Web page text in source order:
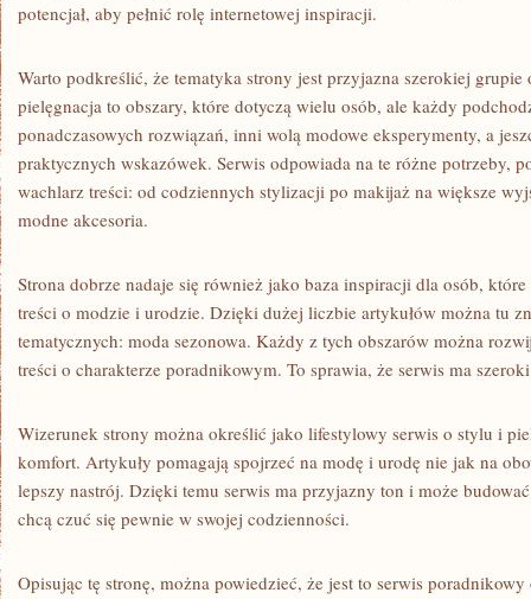
potencjał, aby pełnić rolę internetowej inspiracji.
Warto podkreślić, że tematyka strony jest przyjazna szerokiej
pielęgnacja to obszary, które dotyczą wielu osób, ale każdy
ponadczasowych rozwiązań, inni wolą modowe eksperymenty, a
praktycznych wskazówek. Serwis odpowiada na te różne potrzeby,
wachlarz treści: od codziennych stylizacji po makijaż na większe
modne akcesoria.
Strona dobrze nadaje się również jako baza inspiracji dla osób,
treści o modzie i urodzie. Dzięki dużej liczbie artykułów można tu
tematycznych: moda sezonowa. Każdy z tych obszarów można
treści o charakterze poradnikowym. To sprawia, że serwis ma
Wizerunek strony można określić jako lifestylowy serwis o stylu i
komfort. Artykuły pomagają spojrzeć na modę i urodę nie jak na
lepszy nastrój. Dzięki temu serwis ma przyjazny ton i może
chcą czuć się pewnie w swojej codzienności.
Opisując tę stronę, można powiedzieć, że jest to serwis